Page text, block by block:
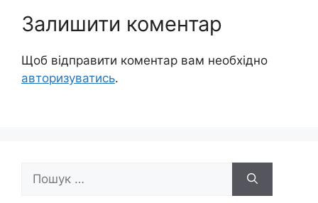
Залишити коментар
Щоб відправити коментар вам необхідно
авторизуватись.